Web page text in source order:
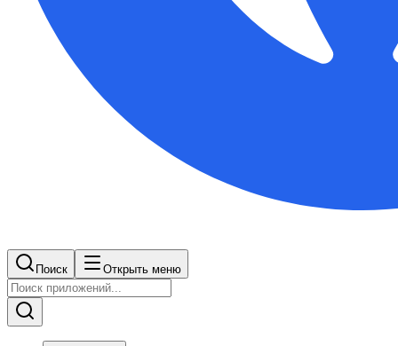
Поиск Открыть меню